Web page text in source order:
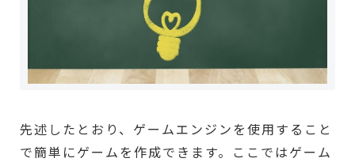
先述したとおり、ゲームエンジンを使用すること
で簡単にゲームを作成できます。ここではゲーム